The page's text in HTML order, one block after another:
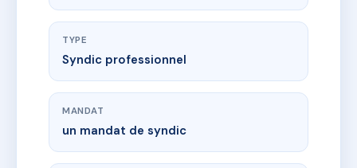
TYPE
Syndic professionnel
MANDAT
un mandat de syndic